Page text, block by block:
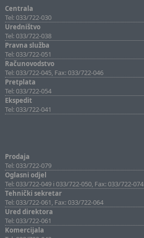
Centrala
Tel: 033/722-030
Uredništvo
Tel: 033/722-038
Pravna služba
Tel: 033/722-051
Računovodstvo
Tel: 033/722-045, Fax: 033/722-046
Pretplata
Tel: 033/722-054
Ekspedit
Tel: 033/722-041
Prodaja
Tel: 033/722-079
Oglasni odjel
Tel: 033/722-049 i 033/722-050, Fax: 033/722-074
Tehnički sekretar
Tel: 033/722-061, Fax: 033/722-064
Ured direktora
Tel: 033/722-061
Komercijala